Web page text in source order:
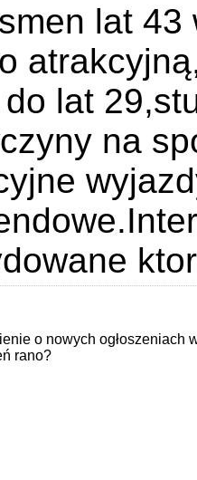
lat
lat
na
o nowych ogłoszeniach
rano?